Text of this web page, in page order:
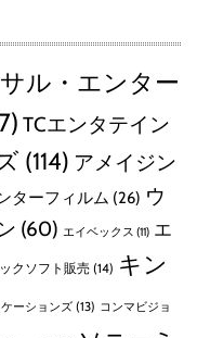
ル・エンター
TCエンタテイン
(114) アメイジン
ターフィルム (26) ウ
(60) エイベックス (11) エ
クソフト販売 (14) キン
ーションズ (13) コンマビジョ